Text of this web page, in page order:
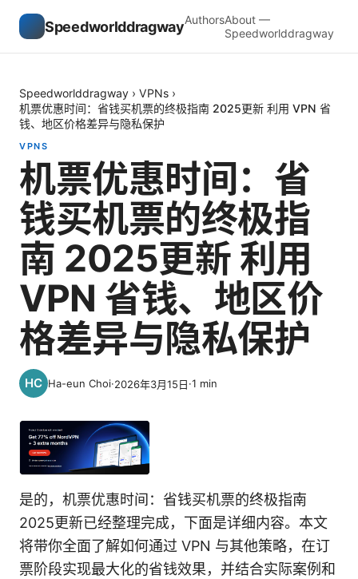
SpeedworlddragwayAuthorsAbout —
Speedworlddragway
Speedworlddragway › VPNs ›
机票优惠时间：省钱买机票的终极指南 2025更新 利用 VPN 省
钱、地区价格差异与隐私保护
VPNS
机票优惠时间：省
钱买机票的终极指
南 2025更新 利用
VPN 省钱、地区价
格差异与隐私保护
Ha-eun Choi·2026年3月15日·1 min
是的，机票优惠时间：省钱买机票的终极指南
2025更新已经整理完成，下面是详细内容。本文
将带你全面了解如何通过 VPN 与其他策略，在订
票阶段实现最大化的省钱效果，并结合实际案例和